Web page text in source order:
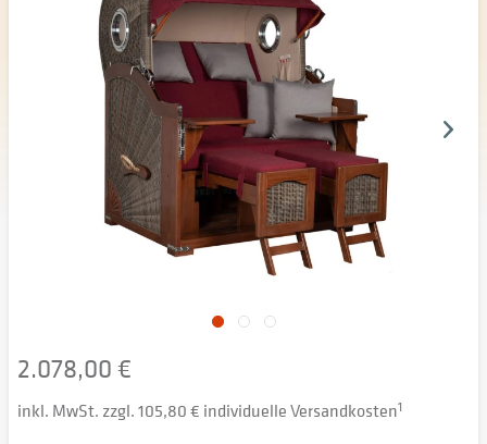
2.078,00 €
inkl. MwSt. zzgl. 105,80 € individuelle Versandkosten1